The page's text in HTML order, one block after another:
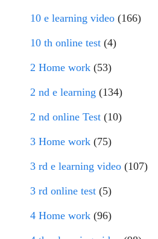
10 e learning video (166)
10 th online test (4)
2 Home work (53)
2 nd e learning (134)
2 nd online Test (10)
3 Home work (75)
3 rd e learning video (107)
3 rd online test (5)
4 Home work (96)